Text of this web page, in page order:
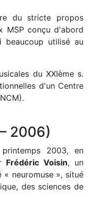
du stricte propos
MSP conçu d'abord
beaucoup utilisé au
du XXIème s.
d'un Centre
2006)
2003, en
Frédéric Voisin, un
neuromuse », situé
des sciences de